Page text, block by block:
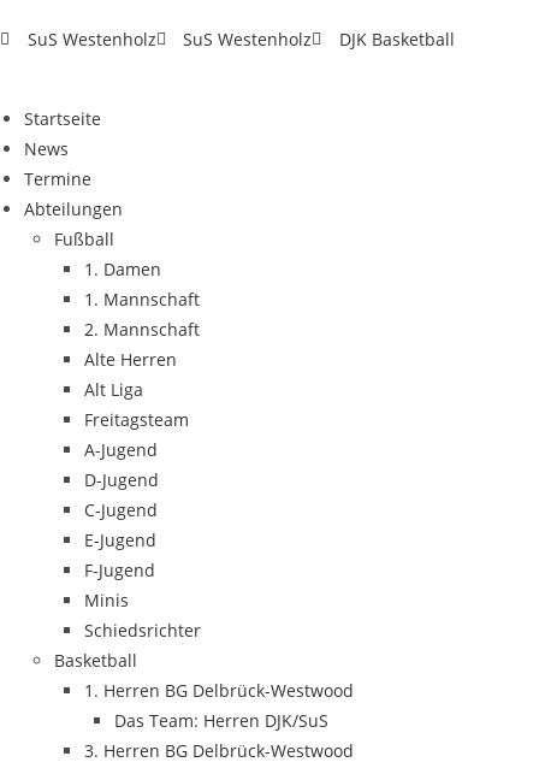
SuS Westenholz SuS Westenholz DJK Basketball
Startseite
News
Termine
Abteilungen
Fußball
1. Damen
1. Mannschaft
2. Mannschaft
Alte Herren
Alt Liga
Freitagsteam
A-Jugend
D-Jugend
C-Jugend
E-Jugend
F-Jugend
Minis
Schiedsrichter
Basketball
1. Herren BG Delbrück-Westwood
Das Team: Herren DJK/SuS
3. Herren BG Delbrück-Westwood